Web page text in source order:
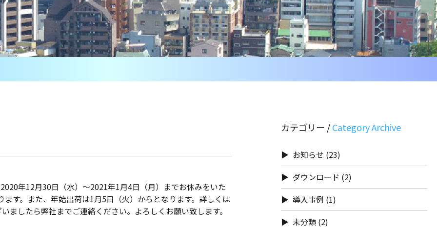
年12月30日（水）～2021年1月4日（月）までお休みをいた
す。また、年始出荷は1月5日（火）からとなります。詳しくは
したら弊社までご連絡ください。よろしくお願い致します。
カテゴリー /
お知らせ (23)
ダウンロード (2)
導入事例 (1)
未分類 (2)